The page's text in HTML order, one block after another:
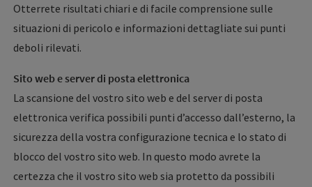
Otterrete risultati chiari e di facile comprensione sulle
situazioni di pericolo e informazioni dettagliate sui punti
deboli rilevati.
Sito web e server di posta elettronica
La scansione del vostro sito web e del server di posta
elettronica verifica possibili punti d’accesso dall’esterno, la
sicurezza della vostra configurazione tecnica e lo stato di
blocco del vostro sito web. In questo modo avrete la
certezza che il vostro sito web sia protetto da possibili